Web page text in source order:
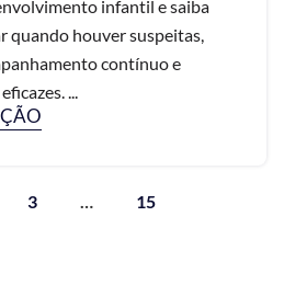
infantil e saiba
quando houver suspeitas,
contínuo e
...
3 … 15